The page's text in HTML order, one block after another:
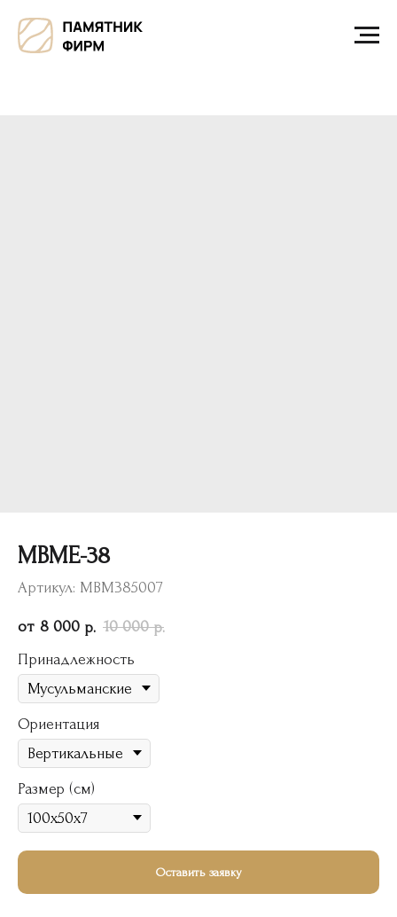
МВМЕ-38
Артикул: МВМ385007
8 000 р. 10 000 р.
Принадлежность
Ориентация
Размер (см)
Оставить заявку